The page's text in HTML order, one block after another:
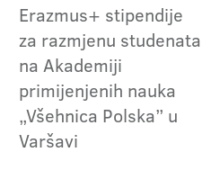
Erazmus+ stipendije
za razmjenu studenata
na Akademiji
primijenjenih nauka
„Všehnica Polska” u
Varšavi